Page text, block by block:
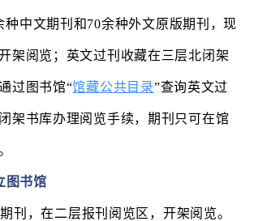
种中文期刊和70余种外文原版期刊，现
架阅览；英文过刊收藏在三层北闭架
过图书馆“馆藏公共目录”查询英文过
架书库办理阅览手续，期刊只可在馆
图书馆
刊，在二层报刊阅览区，开架阅览。